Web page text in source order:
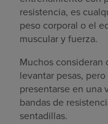
resistencia, es
peso corporal o el
muscular y fuerza.
Muchos
levantar pesas,
presentarse en una
bandas de
sentadillas.